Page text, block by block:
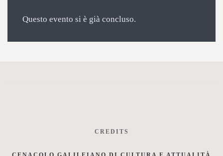
Questo evento si è già concluso.
CREDITS